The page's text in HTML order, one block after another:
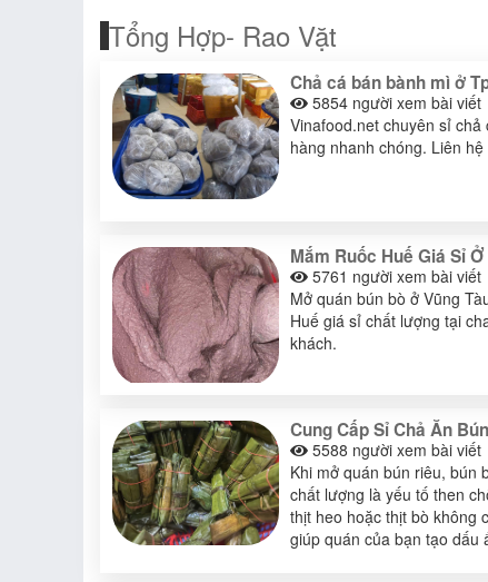
Tổng Hợp- Rao Vặt
Chả cá bán bành mì ở
5854 người xem bài viết
Vinafood.net chuyên sỉ
hàng nhanh chóng. Liên
Mắm Ruốc Huế Giá Sỉ
5761 người xem bài viết
Mở quán bún bò ở Vũng
Huế giá sỉ chất lượng tại
khách.
Cung Cấp Sỉ Chả Ăn
5588 người xem bài viết
Khi mở quán bún riêu, bún
chất lượng là yếu tố then
thịt heo hoặc thịt bò không
giúp quán của bạn tạo dấu